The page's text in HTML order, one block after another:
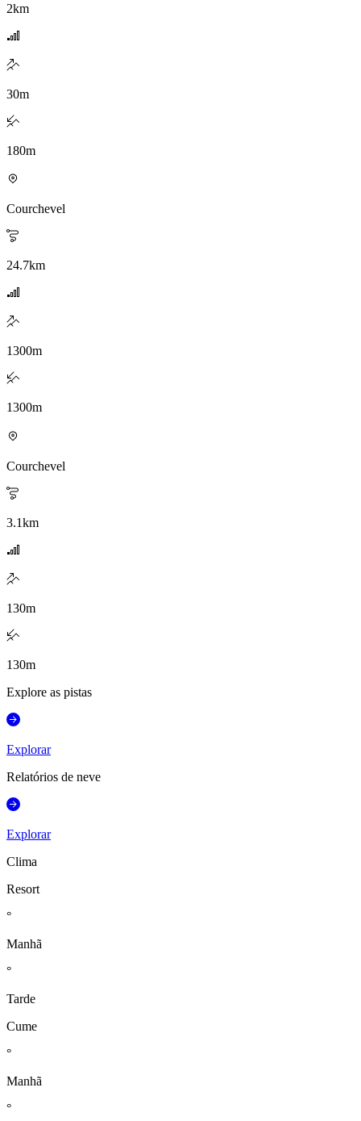
2km
30m
180m
Courchevel
24.7km
1300m
1300m
Courchevel
3.1km
130m
130m
Explore as pistas
Explorar
Relatórios de neve
Explorar
Clima
Resort
°
Manhã
°
Tarde
Cume
°
Manhã
°